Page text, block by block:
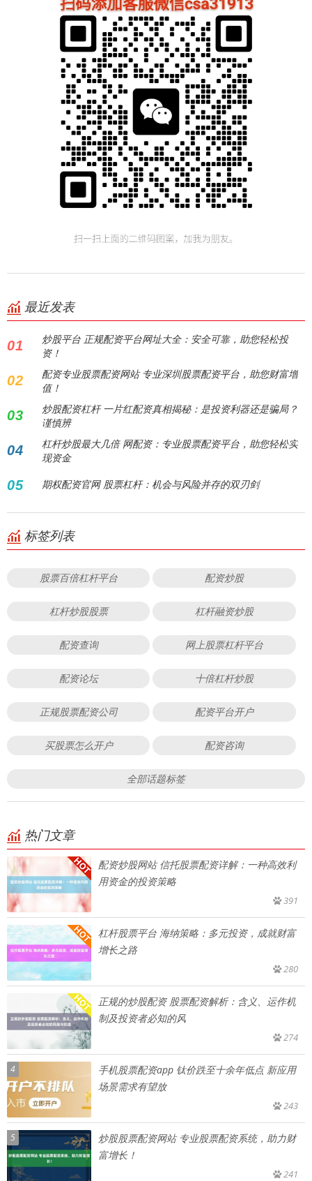
最近发表
01
炒股平台 正规配资平台网址大全：安全可靠，助您轻松投
资！
02
配资专业股票配资网站 专业深圳股票配资平台，助您财富增
值！
03
炒股配资杠杆 一片红配资真相揭秘：是投资利器还是骗局？
谨慎辨
04
杠杆炒股最大几倍 网配资：专业股票配资平台，助您轻松实
现资金
05 期权配资官网 股票杠杆：机会与风险并存的双刃剑
标签列表
股票百倍杠杆平台 配资炒股
杠杆炒股股票 杠杆融资炒股
配资查询 网上股票杠杆平台
配资论坛 十倍杠杆炒股
正规股票配资公司 配资平台开户
买股票怎么开户 配资咨询
全部话题标签
热门文章
配资炒股网站 信托股票配资详解：一种高效利
用资金的投资策略
391
杠杆股票平台 海纳策略：多元投资，成就财富
增长之路
280
正规的炒股配资 股票配资解析：含义、运作机
制及投资者必知的风
274
4
手机股票配资app 钛价跌至十余年低点 新应用
场景需求有望放
243
5
炒股股票配资网站 专业股票配资系统，助力财
富增长！
241